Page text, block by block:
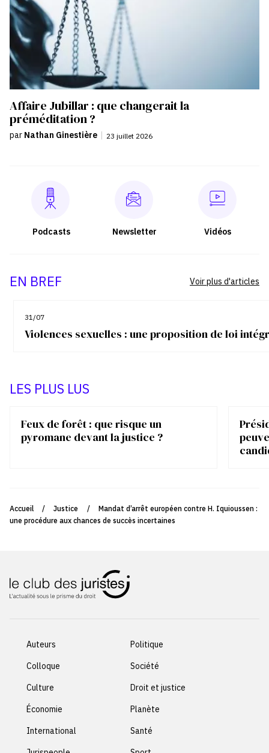
Affaire Jubillar : que changerait la
préméditation ?
par Nathan Ginestière | 23 juillet 2026
Podcasts Newsletter Vidéos
EN BREF
31/07
Violences sexuelles : une proposition de loi
Voir plus d'articles
LES PLUS LUS
Feux de forêt : que risque un
pyromane devant la justice ?
Accueil / Justice /
Mandat d’arrêt européen contre H. Iquioussen :
une procédure aux chances de succès incertaines
Auteurs
Colloque
Culture
Économie
International
Politique
Société
Droit et justice
Planète
Santé